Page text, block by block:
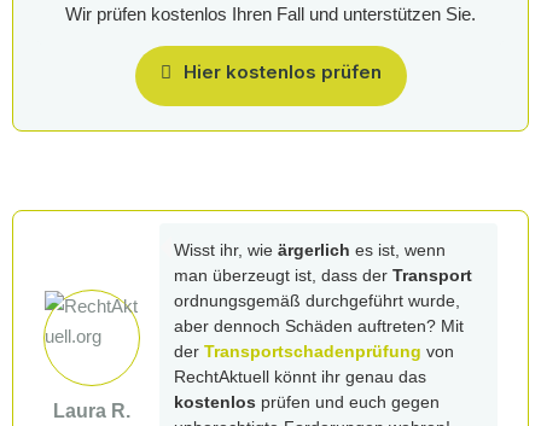
Wir prüfen kostenlos Ihren Fall und unterstützen Sie.
Hier kostenlos prüfen
Laura R.
Wisst ihr, wie ärgerlich es ist, wenn
man überzeugt ist, dass der Transport
ordnungsgemäß durchgeführt wurde,
aber dennoch Schäden auftreten? Mit
der Transportschadenprüfung von
RechtAktuell könnt ihr genau das
kostenlos prüfen und euch gegen